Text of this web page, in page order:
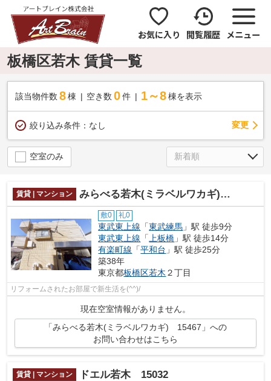
お気に入り 閲覧履歴 メニュー
板橋区若木 賃貸一覧
該当物件数 8棟 空き数 0 件 1～8 棟を表示
絞り込み条件： なし 変更
空室のみ
賃貸 | マンション みらべる若木(ミラベルワカギ) 15467
敷0 礼0
東武東上線 「東武練馬 」駅 徒歩9分
東武東上線 「 上板橋 」駅 徒歩14分
有楽町線 「平和台 」駅 徒歩25分
築38年
東京都板橋区若木 ２丁目
リフォームされたお部屋で新生活を(^^)/
現在空室情報がありません。
「みらべる若木(ミラベルワカギ) 15467」への
お問い合わせはこちら
賃貸 | マンション ドエル若木 15032